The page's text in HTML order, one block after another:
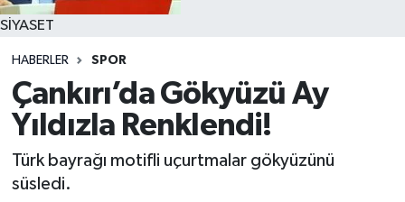
SİYASET
HABERLER SPOR
Çankırı’da Gökyüzü Ay
Yıldızla Renklendi!
Türk bayrağı motifli uçurtmalar gökyüzünü
süsledi.